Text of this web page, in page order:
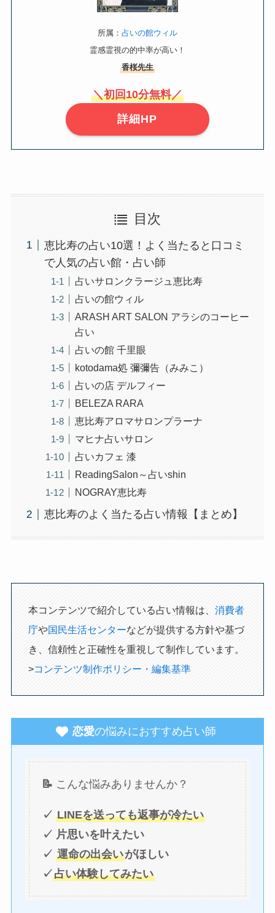
所属： 占いの館ウィル
霊感霊視の的中率が高い！
香桜先生
＼初回10分無料／
詳細HP
目次
恵比寿の占い10選！よく当たると口コミ
で人気の占い館・占い師
占いサロンクラージュ恵比寿
占いの館ウィル
ARASH ART SALON アラシのコーヒー
占い
占いの館 千里眼
kotodama処 彌彌告（みみこ）
占いの店 デルフィー
BELEZA RARA
恵比寿アロマサロンプラーナ
マヒナ占いサロン
占いカフェ 漆
ReadingSalon～占いshin
NOGRAY恵比寿
恵比寿のよく当たる占い情報【まとめ】
本コンテンツで紹介している占い情報は、 消費者
庁や国民生活センターなどが提供する方針や基づ
き、信頼性と正確性を重視して制作しています。
>コンテンツ制作ポリシー・編集基準
恋愛の悩みにおすすめ占い師
📝 こんな悩みありませんか？
✓LINEを送っても返事が冷たい
✓ 片思いを叶えたい
✓運命の出会いがほしい
✓占い体験してみたい